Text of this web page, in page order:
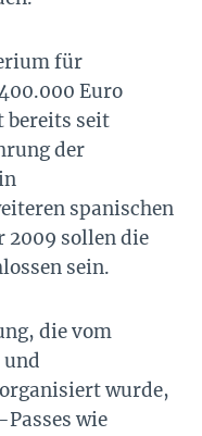
für
Euro
bereits seit
der
spanischen
2009 sollen die
sein.
die vom
und
wurde,
wie